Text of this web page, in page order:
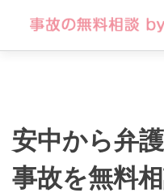
安中から弁
事故を無料